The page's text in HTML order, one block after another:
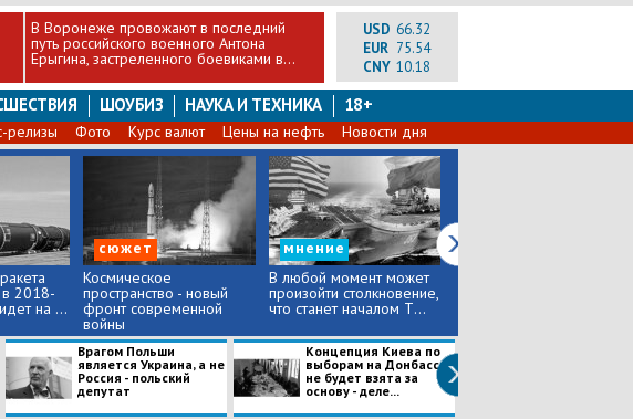
В Воронеже провожают в последний
путь российского военного Антона
Ерыгина, застреленного боевиками в...
USD 66.32
EUR 75.54
CNY 10.18
ШОУБИЗ НАУКА И ТЕХНИКА 18+
релизы Фото Курс валют Цены на нефть Новости дня
2018-
на ...
сюжет
Космическое
пространство - новый
фронт современной
войны
мнение
В любой момент может
произойти столкновение,
что станет началом Т...
Врагом Польши
является Украина, а не
Россия - польский
депутат
Концепция Киева по
выборам на Донбассе
не будет взята за
основу - деле...